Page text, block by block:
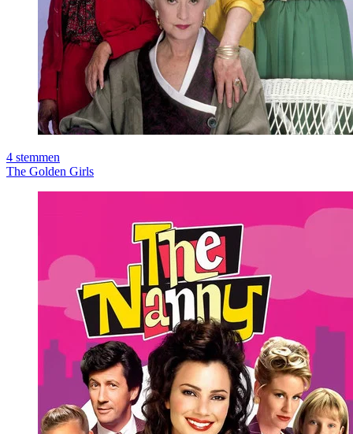
4 stemmen
The Golden Girls